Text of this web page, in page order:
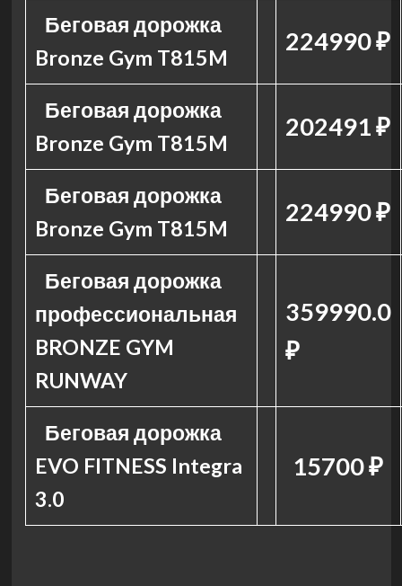
Беговая дорожка
Bronze Gym T815M
224990 ₽
Беговая дорожка
Bronze Gym T815M
202491 ₽
Беговая дорожка
Bronze Gym T815M
224990 ₽
Беговая дорожка
профессиональная
BRONZE GYM
RUNWAY
359990.0
₽
Беговая дорожка
EVO FITNESS Integra
3.0
15700 ₽